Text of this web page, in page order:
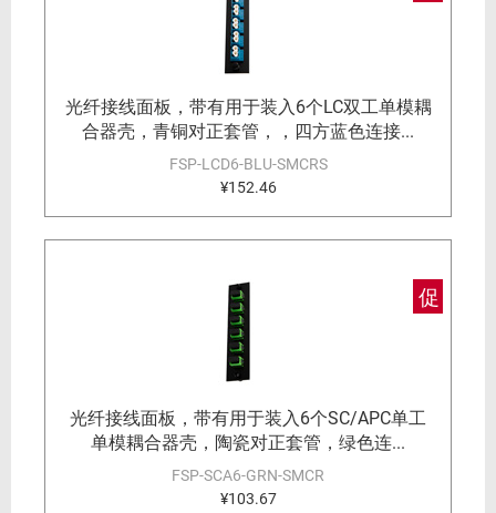
光纤接线面板，带有用于装入6个LC双工单模耦
合器壳，青铜对正套管，，四方蓝色连接...
FSP-LCD6-BLU-SMCRS
¥152.46
促
光纤接线面板，带有用于装入6个SC/APC单工
单模耦合器壳，陶瓷对正套管，绿色连...
FSP-SCA6-GRN-SMCR
¥103.67